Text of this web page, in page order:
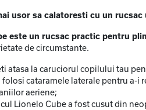
usor sa calatoresti cu un
este un rucsac practic pentru
de circumstante.
atasa la caruciorul copilului tau
folosi cataramele laterale pentru a-i
aeriene;
Lionelo Cube a fost cusut din